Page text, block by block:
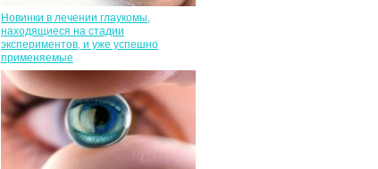
Новинки в лечении глаукомы,
находящиеся на стадии
экспериментов, и уже успешно
применяемые